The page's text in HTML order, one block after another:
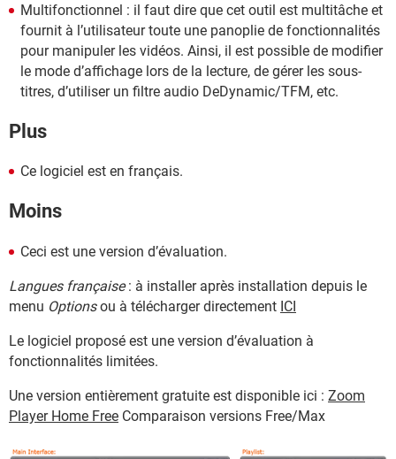
Multifonctionnel : il faut dire que cet outil est multitâche et
fournit à l’utilisateur toute une panoplie de fonctionnalités
pour manipuler les vidéos. Ainsi, il est possible de modifier
le mode d’affichage lors de la lecture, de gérer les sous-
titres, d’utiliser un filtre audio DeDynamic/TFM, etc.
Plus
Ce logiciel est en français.
Moins
Ceci est une version d’évaluation.
Langues française: à installer après installation depuis le
menu Optionsou à télécharger directement ICI
Le logiciel proposé est une version d’évaluation à
fonctionnalités limitées.
Une version entièrement gratuite est disponible ici : Zoom
Player Home Free Comparaison versions Free/Max